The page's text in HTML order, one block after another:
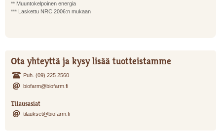
** Muuntokelpoinen energia
*** Laskettu NRC 2006:n mukaan
Ota yhteyttä ja kysy lisää tuotteistamme
Puh. (09) 225 2560
biofarm@biofarm.fi
Tilausasiat
tilaukset@biofarm.fi